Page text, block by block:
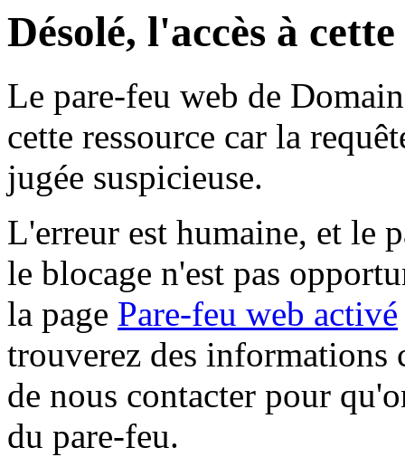
Désolé, l'accès à
Le pare-feu web de
cette ressource car la
jugée suspicieuse.
L'erreur est humaine, et le
le blocage n'est pas
la page Pare-feu web activé
trouverez des informations
de nous contacter pour
du pare-feu.